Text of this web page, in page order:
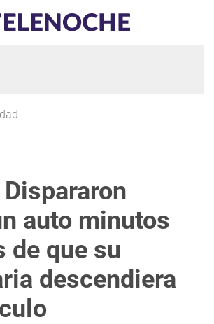
auto minutos
de que su
descendiera